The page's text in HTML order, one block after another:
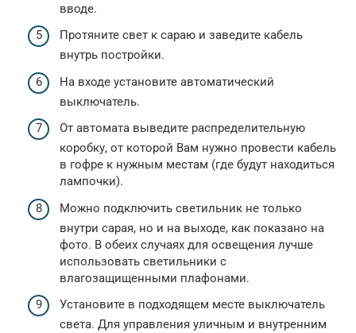
вводе.
Протяните свет к сараю и заведите кабель
внутрь постройки.
На входе установите автоматический
выключатель.
От автомата выведите распределительную
коробку, от которой Вам нужно провести кабель
в гофре к нужным местам (где будут находиться
лампочки).
Можно подключить светильник не только
внутри сарая, но и на выходе, как показано на
фото. В обеих случаях для освещения лучше
использовать светильники с
влагозащищенными плафонами.
Установите в подходящем месте выключатель
света. Для управления уличным и внутренним